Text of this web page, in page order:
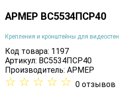
АРМЕР ВС5534ПСР40
Крепления и кронштейны для видеостен
Код товара: 1197
Артикул: ВС5534ПСР40
Производитель: АРМЕР
☆ ☆ ☆ ☆ ☆ 0 отзывов